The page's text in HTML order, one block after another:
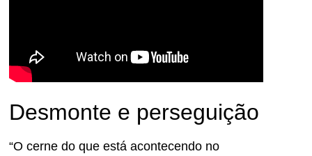
Desmonte e perseguição
“O cerne do que está acontecendo no